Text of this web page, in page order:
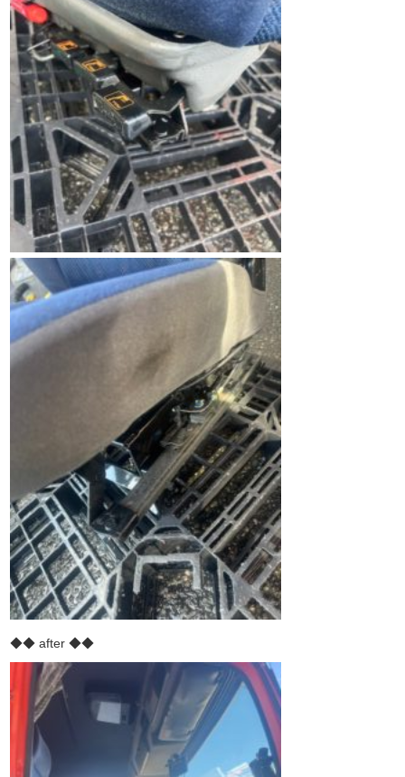
◆◆ after ◆◆